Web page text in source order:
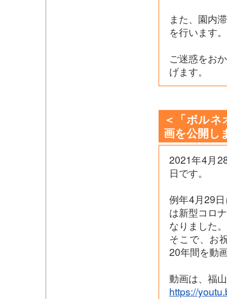
また、園内
を行います。
ご迷惑をお
げます。
＜「ボル
画を公開し
2021年4月
日です。
例年4月29
は新型コロ
なりました。
そこで、お
20年間を動
動画は、福
https://